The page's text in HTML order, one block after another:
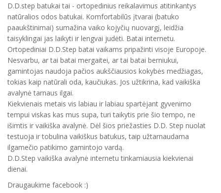
D.D.step batukai tai - ortopedinius reikalavimus atitinkantys
natūralios odos batukai. Komfortabilūs įtvarai (batuko
paaukštinimai) sumažina vaiko kojyčių nuovargį, leidžia
taisyklingai jas laikyti ir lengvai judėti. Batai internetu.
Ortopediniai D.D.Step batai vaikams pripažinti visoje Europoje.
Nesvarbu, ar tai batai mergaitei, ar tai batai berniukui,
gamintojas naudoja pačios aukščiausios kokybės medžiagas,
tokias kaip natūrali oda, kaučiukas. Jos užtikrina, kad vaikiška
avalynė tarnaus ilgai.
Kiekvienais metais vis labiau ir labiau spartėjant gyvenimo
tempui viskas kas mus supa, turi taikytis prie šio tempo, ne
išimtis ir vaikiška avalynė. Dėl šios priežasties D.D. Step nuolat
testuoja ir tobulina vaikiškus batukus, taip užtarnaudama
ilgamečio patikimo gamintojo vardą.
D.D.Step vaikiška avalynė internetu tinkamiausia kiekvienai
dienai.
Draugaukime facebook :)